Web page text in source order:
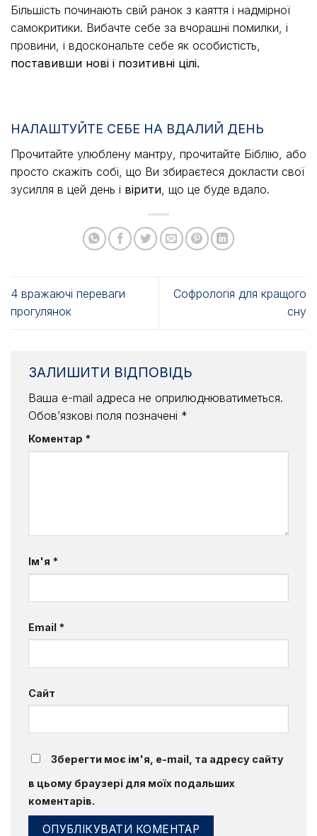
Більшість починають свій ранок з каяття і надмірної
самокритики. Вибачте себе за вчорашні помилки, і
провини, і вдоскональте себе як особистість,
поставивши нові і позитивні цілі.
НАЛАШТУЙТЕ СЕБЕ НА ВДАЛИЙ ДЕНЬ
Прочитайте улюблену мантру, прочитайте Біблію, або
просто скажіть собі, що Ви збираєтеся докласти свої
зусилля в цей день і вірити, що це буде вдало.
4 вражаючі переваги
прогулянок
Софрологія для кращого
сну
ЗАЛИШИТИ ВІДПОВІДЬ
Ваша e-mail адреса не оприлюднюватиметься.
Обов’язкові поля позначені *
Коментар *
Ім'я *
Email *
Сайт
Зберегти моє ім'я, e-mail, та адресу сайту
в цьому браузері для моїх подальших
коментарів.